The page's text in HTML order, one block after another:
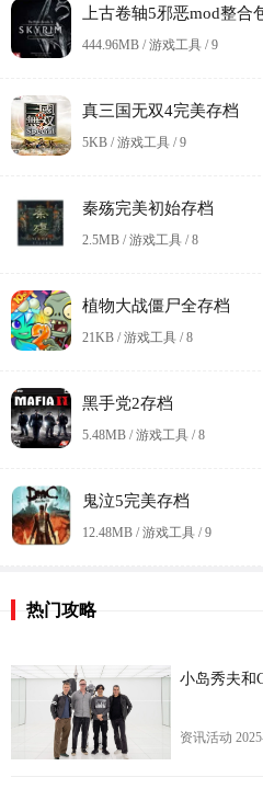
上古卷轴5邪恶mod整合
444.96MB / 游戏工具 /9
真三国无双4完美存档
5KB / 游戏工具 /9
秦殇完美初始存档
2.5MB / 游戏工具 /8
植物大战僵尸全存档
21KB / 游戏工具 /8
黑手党2存档
5.48MB / 游戏工具 /8
鬼泣5完美存档
12.48MB / 游戏工具 /9
热门攻略
小岛秀夫和
资讯活动